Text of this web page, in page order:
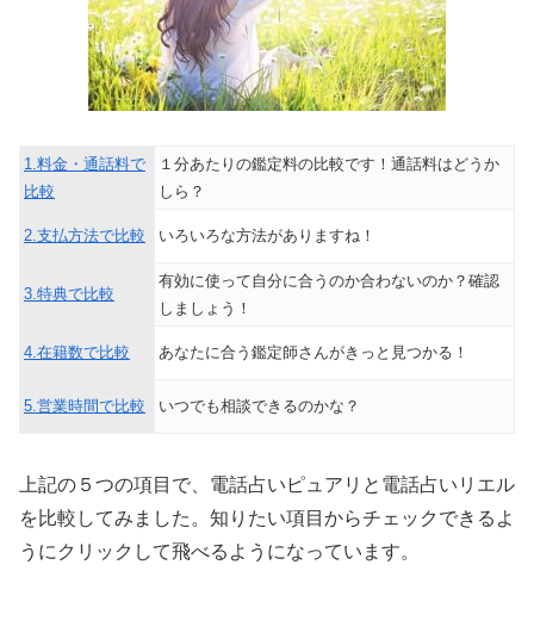
1.料金・通話料で
比較
１分あたりの鑑定料の比較です！通話料はどうか
しら？
2.支払方法で比較 いろいろな方法がありますね！
3.特典で比較
有効に使って自分に合うのか合わないのか？確認
しましょう！
4.在籍数で比較 あなたに合う鑑定師さんがきっと見つかる！
5.営業時間で比較 いつでも相談できるのかな？
上記の５つの項目で、電話占いピュアリと電話占いリエル
を比較してみました。知りたい項目からチェックできるよ
うにクリックして飛べるようになっています。